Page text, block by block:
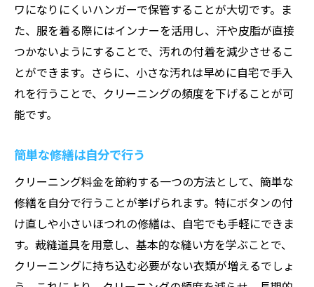
ワになりにくいハンガーで保管することが大切です。ま
た、服を着る際にはインナーを活用し、汗や皮脂が直接
つかないようにすることで、汚れの付着を減少させるこ
とができます。さらに、小さな汚れは早めに自宅で手入
れを行うことで、クリーニングの頻度を下げることが可
能です。
簡単な修繕は自分で行う
クリーニング料金を節約する一つの方法として、簡単な
修繕を自分で行うことが挙げられます。特にボタンの付
け直しや小さいほつれの修繕は、自宅でも手軽にできま
す。裁縫道具を用意し、基本的な縫い方を学ぶことで、
クリーニングに持ち込む必要がない衣類が増えるでしょ